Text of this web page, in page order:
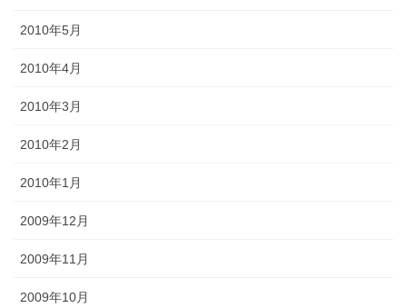
2010年5月
2010年4月
2010年3月
2010年2月
2010年1月
2009年12月
2009年11月
2009年10月